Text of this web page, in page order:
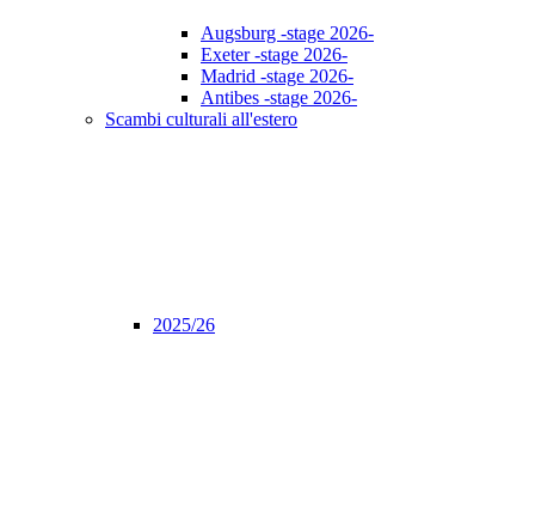
Augsburg -stage 2026-
Exeter -stage 2026-
Madrid -stage 2026-
Antibes -stage 2026-
Scambi culturali all'estero
2025/26